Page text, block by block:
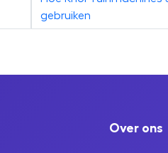
gebruiken
Over ons